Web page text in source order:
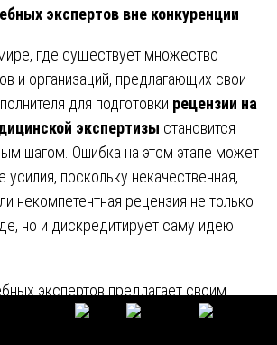
экспертов вне конкуренции
где существует множество
и организаций, предлагающих свои
для подготовки рецензии на
экспертизы становится
шагом. Ошибка на этом этапе может
усилия, поскольку некачественная,
некомпетентная рецензия не только
но и дискредитирует саму идею
экспертов предлагает своим
сочетание факторов, делающее
лидерами в этой области.